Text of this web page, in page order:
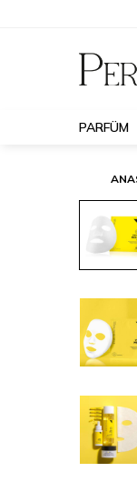
PARFÜM